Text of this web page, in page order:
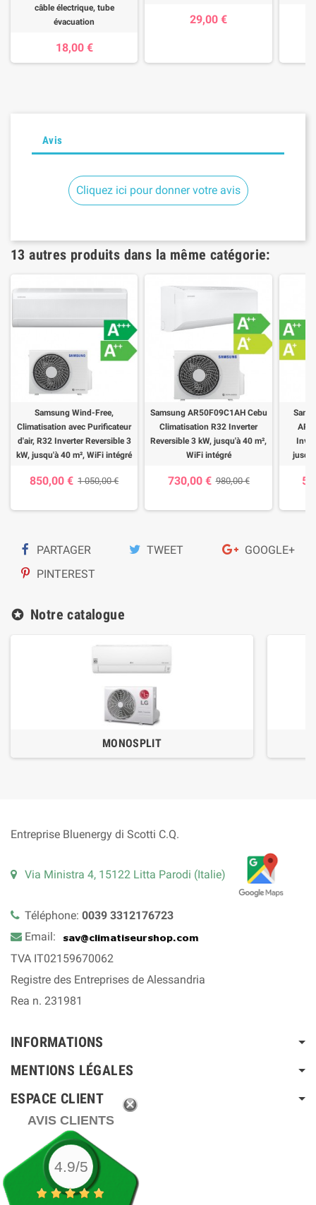
câble électrique, tube
évacuation
18,00 €
29,00 €
Avis
Cliquez ici pour donner votre avis
13 autres produits dans la même catégorie:
Samsung Wind-Free,
Climatisation avec Purificateur
d'air, R32 Inverter Reversible 3
kW, jusqu'à 40 m², WiFi intégré
850,00 € 1 050,00 €
Samsung AR50F09C1AH Cebu
Climatisation R32 Inverter
Reversible 3 kW, jusqu'à 40 m²,
WiFi intégré
730,00 € 980,00 €
PARTAGER TWEET
GOOGLE+
PINTEREST
stars Notre catalogue
MONOSPLIT
Entreprise Bluenergy di Scotti C.Q.
Via Ministra 4, 15122 Litta Parodi (Italie)
Téléphone: 0039 3312176723
Email:
TVA IT02159670062
Registre des Entreprises de Alessandria
Rea n. 231981
INFORMATIONS
MENTIONS LÉGALES
ESPACE CLIENT
AVIS CLIENTS
4.9/5